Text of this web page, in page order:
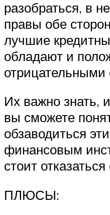
разобраться, в
правы обе
лучшие
обладают и
отрицательными
Их важно знать,
вы сможете
обзаводиться
финансовым
стоит отказаться
ПЛЮСЫ: